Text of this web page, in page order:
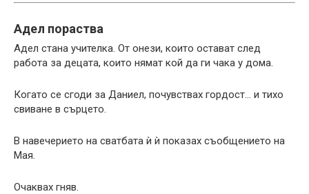
Адел пораства
Адел стана учителка. От онези, които остават след
работа за децата, които нямат кой да ги чака у дома.
Когато се сгоди за Даниел, почувствах гордост… и тихо
свиване в сърцето.
В навечерието на сватбата ѝ ѝ показах съобщението на
Мая.
Очаквах гняв.